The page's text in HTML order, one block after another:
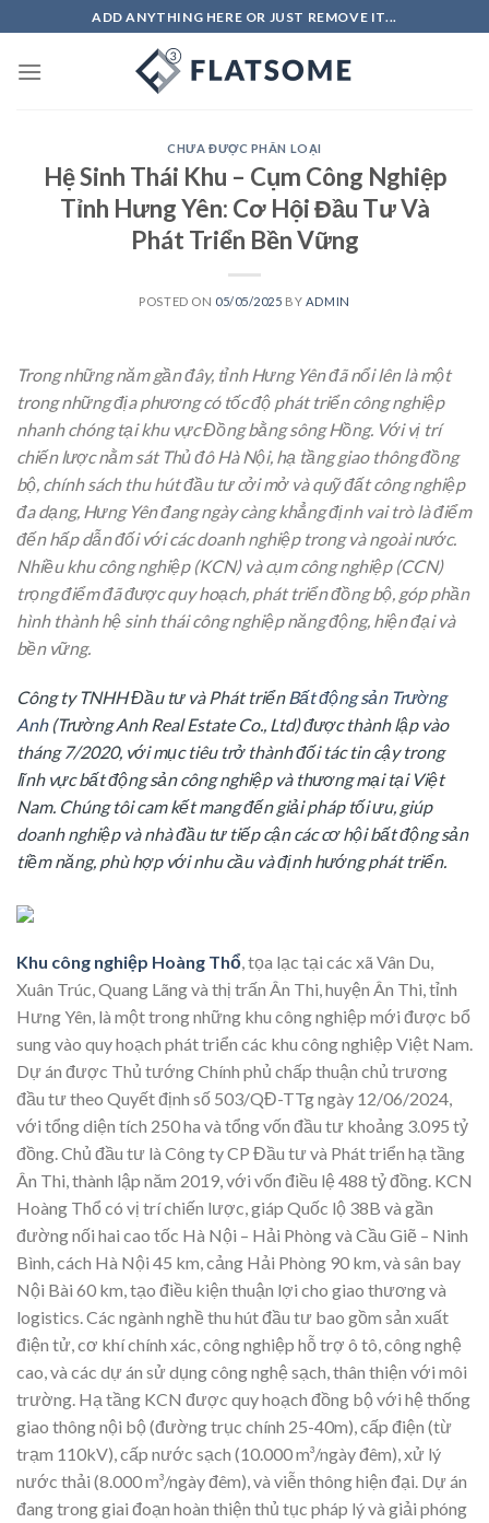
to
content
ADD ANYTHING HERE OR JUST REMOVE IT...
CHƯA ĐƯỢC PHÂN LOẠI
Hệ Sinh Thái Khu – Cụm Công Nghiệp
Tỉnh Hưng Yên: Cơ Hội Đầu Tư Và
Phát Triển Bền Vững
POSTED ON 05/05/2025 BY ADMIN
Trong những năm gần đây, tỉnh Hưng Yên đã nổi lên là một
trong những địa phương có tốc độ phát triển công nghiệp
nhanh chóng tại khu vực Đồng bằng sông Hồng. Với vị trí
chiến lược nằm sát Thủ đô Hà Nội, hạ tầng giao thông đồng
bộ, chính sách thu hút đầu tư cởi mở và quỹ đất công nghiệp
đa dạng, Hưng Yên đang ngày càng khẳng định vai trò là điểm
đến hấp dẫn đối với các doanh nghiệp trong và ngoài nước.
Nhiều khu công nghiệp (KCN) và cụm công nghiệp (CCN)
trọng điểm đã được quy hoạch, phát triển đồng bộ, góp phần
hình thành hệ sinh thái công nghiệp năng động, hiện đại và
bền vững.
Công ty TNHH Đầu tư và Phát triểnBất động sản Trường
Anh(Trường Anh Real Estate Co., Ltd) được thành lập vào
tháng 7/2020, với mục tiêu trở thành đối tác tin cậy trong
lĩnh vực bất động sản công nghiệp và thương mại tại Việt
Nam. Chúng tôi cam kết mang đến giải pháp tối ưu, giúp
doanh nghiệp và nhà đầu tư tiếp cận các cơ hội bất động sản
tiềm năng, phù hợp với nhu cầu và định hướng phát triển.
Khu công nghiệp Hoàng Thổ, tọa lạc tại các xã Vân Du,
Xuân Trúc, Quang Lãng và thị trấn Ân Thi, huyện Ân Thi, tỉnh
Hưng Yên, là một trong những khu công nghiệp mới được bổ
sung vào quy hoạch phát triển các khu công nghiệp Việt Nam.
Dự án được Thủ tướng Chính phủ chấp thuận chủ trương
đầu tư theo Quyết định số 503/QĐ-TTg ngày 12/06/2024,
với tổng diện tích 250 ha và tổng vốn đầu tư khoảng 3.095 tỷ
đồng. Chủ đầu tư là Công ty CP Đầu tư và Phát triển hạ tầng
Ân Thi, thành lập năm 2019, với vốn điều lệ 488 tỷ đồng. KCN
Hoàng Thổ có vị trí chiến lược, giáp Quốc lộ 38B và gần
đường nối hai cao tốc Hà Nội – Hải Phòng và Cầu Giẽ – Ninh
Bình, cách Hà Nội 45 km, cảng Hải Phòng 90 km, và sân bay
Nội Bài 60 km, tạo điều kiện thuận lợi cho giao thương và
logistics. Các ngành nghề thu hút đầu tư bao gồm sản xuất
điện tử, cơ khí chính xác, công nghiệp hỗ trợ ô tô, công nghệ
cao, và các dự án sử dụng công nghệ sạch, thân thiện với môi
trường. Hạ tầng KCN được quy hoạch đồng bộ với hệ thống
giao thông nội bộ (đường trục chính 25-40m), cấp điện (từ
trạm 110kV), cấp nước sạch (10.000 m³/ngày đêm), xử lý
nước thải (8.000 m³/ngày đêm), và viễn thông hiện đại. Dự án
đang trong giai đoạn hoàn thiện thủ tục pháp lý và giải phóng